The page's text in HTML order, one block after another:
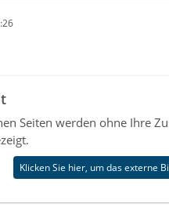
Seiten werden ohne Ihre
Klicken Sie hier, um das externe